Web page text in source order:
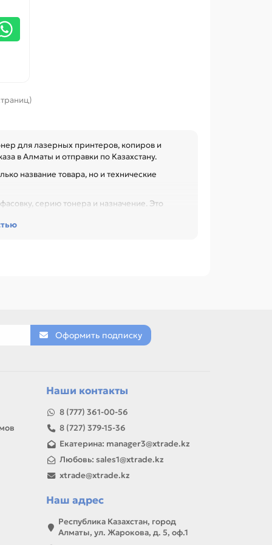
для лазерных принтеров, копиров и
в Алматы и отправки по Казахстану.
название товара, но и технические
серию тонера и назначение. Это
Оформить подписку
Наши контакты
8 (777) 361-00-56
8 (727) 379-15-36
Екатерина: manager3@xtrade.kz
Любовь: sales1@xtrade.kz
xtrade@xtrade.kz
Наш адрес
Республика Казахстан, город
Алматы, ул. Жарокова, д. 5, оф.1